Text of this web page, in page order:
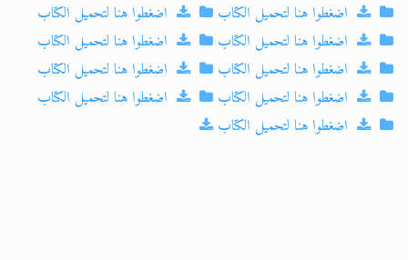
اضغطوا هنا لتحميل الكتاب
اضغطوا هنا لتحميل الكتاب
اضغطوا هنا لتحميل الكتاب
اضغطوا هنا لتحميل الكتاب
اضغطوا هنا لتحميل الكتاب
اضغطوا هنا لتحميل الكتاب
اضغطوا هنا لتحميل الكتاب
اضغطوا هنا لتحميل الكتاب
اضغطوا هنا لتحميل الكتاب